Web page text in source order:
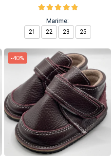
Marime:
21 22 23 25
-40%